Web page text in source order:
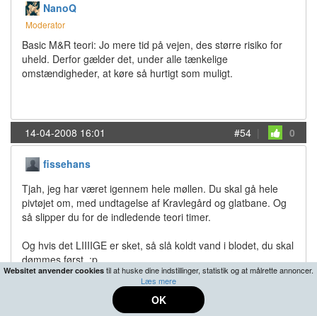
NanoQ
Moderator
Basic M&R teori: Jo mere tid på vejen, des større risiko for
uheld. Derfor gælder det, under alle tænkelige
omstændigheder, at køre så hurtigt som muligt.
14-04-2008 16:01 #54 | 0
fissehans
Tjah, jeg har været igennem hele møllen. Du skal gå hele
pivtøjet om, med undtagelse af Kravlegård og glatbane. Og
så slipper du for de indledende teori timer.
Og hvis det LIIIIGE er sket, så slå koldt vand i blodet, du skal
dømmes først. :p
Jeg smider lige en PM, så kan du lige høre, hvordan og
hvorledes min situation spillede sig ud. Nu handler det vel
Websitet anvender cookies til at huske dine indstillinger, statistik og at målrette annoncer.
Læs mere
OK